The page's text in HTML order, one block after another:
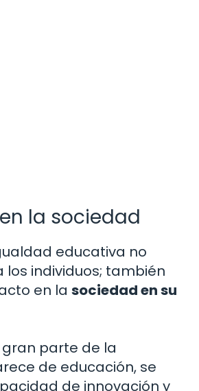
la sociedad
educativa no
los individuos; también
en la sociedad en su
parte de la
de educación, se
de innovación y